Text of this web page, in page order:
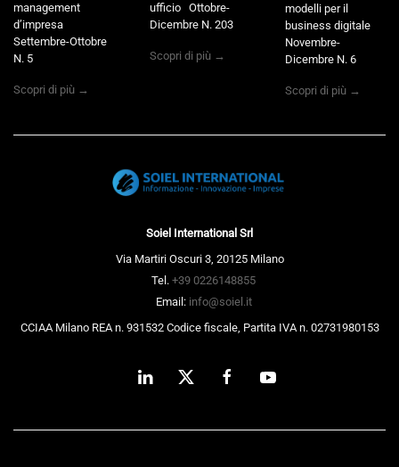
management
d’impresa
Settembre-Ottobre
N. 5
Scopri di più →
ufficio Ottobre-
Dicembre N. 203
Scopri di più →
modelli per il
business digitale
Novembre-
Dicembre N. 6
Scopri di più →
Soiel International Srl
Via Martiri Oscuri 3, 20125 Milano
Tel. +39 0226148855
Email: info@soiel.it
CCIAA Milano REA n. 931532 Codice fiscale, Partita IVA n. 02731980153